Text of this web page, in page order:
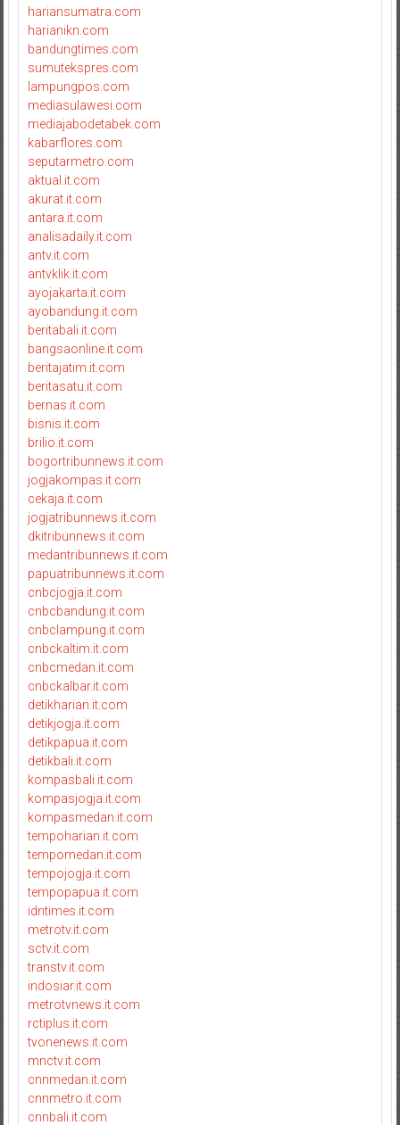
hariansumatra.com
harianikn.com
bandungtimes.com
sumutekspres.com
lampungpos.com
mediasulawesi.com
mediajabodetabek.com
kabarflores.com
seputarmetro.com
aktual.it.com
akurat.it.com
antara.it.com
analisadaily.it.com
antv.it.com
antvklik.it.com
ayojakarta.it.com
ayobandung.it.com
beritabali.it.com
bangsaonline.it.com
beritajatim.it.com
beritasatu.it.com
bernas.it.com
bisnis.it.com
brilio.it.com
bogortribunnews.it.com
jogjakompas.it.com
cekaja.it.com
jogjatribunnews.it.com
dkitribunnews.it.com
medantribunnews.it.com
papuatribunnews.it.com
cnbcjogja.it.com
cnbcbandung.it.com
cnbclampung.it.com
cnbckaltim.it.com
cnbcmedan.it.com
cnbckalbar.it.com
detikharian.it.com
detikjogja.it.com
detikpapua.it.com
detikbali.it.com
kompasbali.it.com
kompasjogja.it.com
kompasmedan.it.com
tempoharian.it.com
tempomedan.it.com
tempojogja.it.com
tempopapua.it.com
idntimes.it.com
metrotv.it.com
sctv.it.com
transtv.it.com
indosiar.it.com
metrotvnews.it.com
rctiplus.it.com
tvonenews.it.com
mnctv.it.com
cnnmedan.it.com
cnnmetro.it.com
cnnbali.it.com